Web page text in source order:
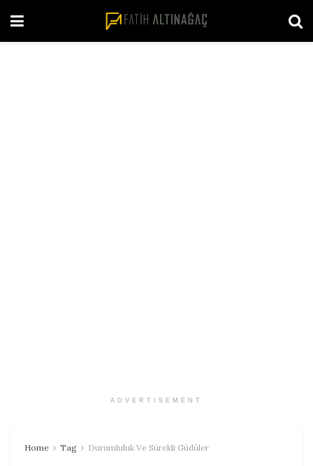
ADVERTISEMENT
Home Tag Durumluluk Ve Sürekli Güdüler